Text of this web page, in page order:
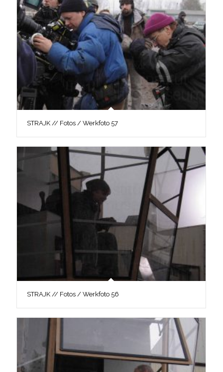
STRAJK // Fotos / Werkfoto 57
STRAJK // Fotos / Werkfoto 56